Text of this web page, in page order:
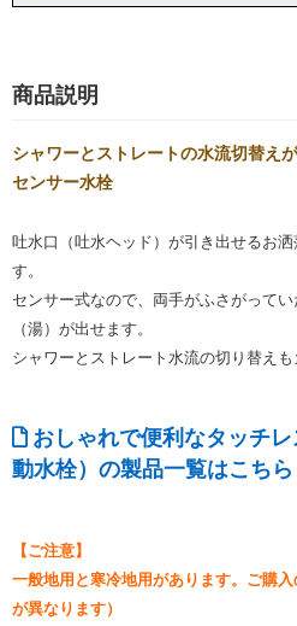
商品説明
シャワーとストレートの水流切替え
センサー水栓
吐水口（吐水ヘッド）が引き出せるお
す。
センサー式なので、両手がふさがって
（湯）が出せます。
シャワーとストレート水流の切り替えも
おしゃれで便利なタッチ
動水栓）の製品一覧はこちら
【ご注意】
一般地用と寒冷地用があります。ご購
が異なります）